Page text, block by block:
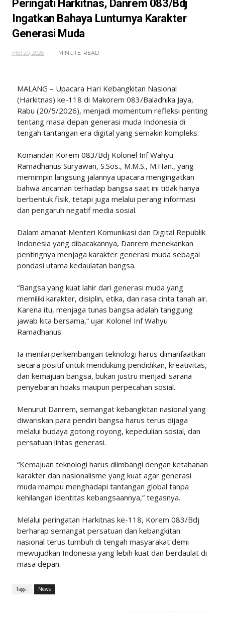
Peringati Harkitnas, Danrem 083/Bdj
Ingatkan Bahaya Lunturnya Karakter
Generasi Muda
MEI 20, 2026 1 MINUTE READ
MALANG – Upacara Hari Kebangkitan Nasional
(Harkitnas) ke-118 di Makorem 083/Baladhika Jaya,
Rabu (20/5/2026), menjadi momentum refleksi penting
tentang masa depan generasi muda Indonesia di
tengah tantangan era digital yang semakin kompleks.
Komandan Korem 083/Bdj Kolonel Inf Wahyu
Ramadhanus Suryawan, S.Sos., M.M.S., M.Han., yang
memimpin langsung jalannya upacara mengingatkan
bahwa ancaman terhadap bangsa saat ini tidak hanya
berbentuk fisik, tetapi juga melalui perang informasi
dan pengaruh negatif media sosial.
Dalam amanat Menteri Komunikasi dan Digital Republik
Indonesia yang dibacakannya, Danrem menekankan
pentingnya menjaga karakter generasi muda sebagai
pondasi utama kedaulatan bangsa.
“Bangsa yang kuat lahir dari generasi muda yang
memiliki karakter, disiplin, etika, dan rasa cinta tanah air.
Karena itu, menjaga tunas bangsa adalah tanggung
jawab kita bersama,” ujar Kolonel Inf Wahyu
Ramadhanus.
Ia menilai perkembangan teknologi harus dimanfaatkan
secara positif untuk mendukung pendidikan, kreativitas,
dan kemajuan bangsa, bukan justru menjadi sarana
penyebaran hoaks maupun perpecahan sosial.
Menurut Danrem, semangat kebangkitan nasional yang
diwariskan para pendiri bangsa harus terus dijaga
melalui budaya gotong royong, kepedulian sosial, dan
persatuan lintas generasi.
“Kemajuan teknologi harus diimbangi dengan ketahanan
karakter dan nasionalisme yang kuat agar generasi
muda mampu menghadapi tantangan global tanpa
kehilangan identitas kebangsaannya,” tegasnya.
Melalui peringatan Harkitnas ke-118, Korem 083/Bdj
berharap semangat persatuan dan kebangkitan
nasional terus tumbuh di tengah masyarakat demi
mewujudkan Indonesia yang lebih kuat dan berdaulat di
masa depan.
Tags : News